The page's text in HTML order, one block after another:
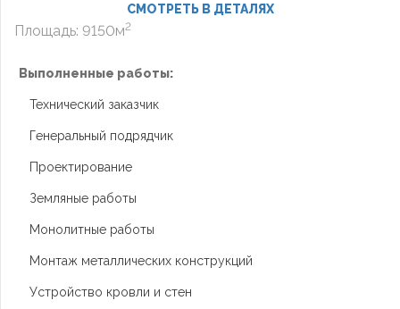
СМОТРЕТЬ В ДЕТАЛЯХ
Площадь: 9150м2
Выполненные работы:
Технический заказчик
Генеральный подрядчик
Проектирование
Земляные работы
Монолитные работы
Монтаж металлических конструкций
Устройство кровли и стен